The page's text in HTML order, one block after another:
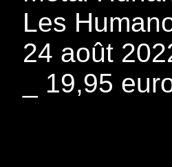
Les
24 août
_ 19,95